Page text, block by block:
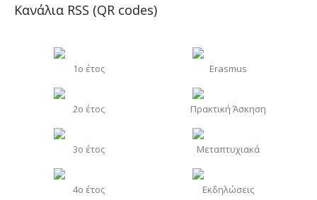
Κανάλια RSS (QR codes)
1o έτος Erasmus
2o έτος Πρακτική Άσκηση
3o έτος Μεταπτυχιακά
4o έτος Εκδηλώσεις